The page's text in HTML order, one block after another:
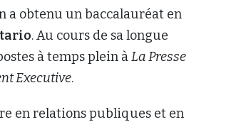
a obtenu un baccalauréat en
. Au cours de sa longue
à temps plein àLa Presse
Executive.
en relations publiques et en